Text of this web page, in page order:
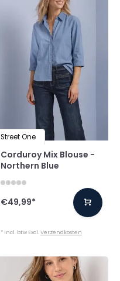
Street One
Corduroy Mix Blouse -
Northern Blue
€49,99*
* Incl. btw Excl.Verzendkosten